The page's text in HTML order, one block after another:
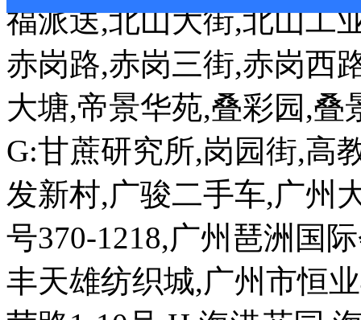
福派送,北山大街,北山工
赤岗路,赤岗三街,赤岗西
大塘,帝景华苑,叠彩园,叠
G:甘蔗研究所,岗园街,高
发新村,广骏二手车,广州
号370-1218,广州琶洲国
丰天雄纺织城,广州市恒